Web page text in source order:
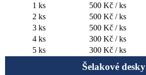
1 ks 500 Kč / ks
2 ks
500 Kč / ks
3 ks
500 Kč / ks
4 ks
300 Kč / ks
5 ks
300 Kč / ks
Šelakové desky